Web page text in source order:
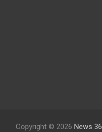
Copyright © 2026 News 36